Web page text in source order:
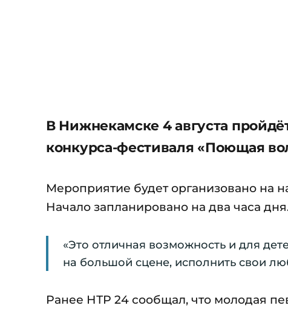
В Нижнекамске 4 августа
конкурса-фестиваля «Поющая
Мероприятие будет организовано
Начало запланировано на два часа
«Это отличная возможность и для
на большой сцене, исполнить свои
Ранее НТР 24 сообщал, что молодая